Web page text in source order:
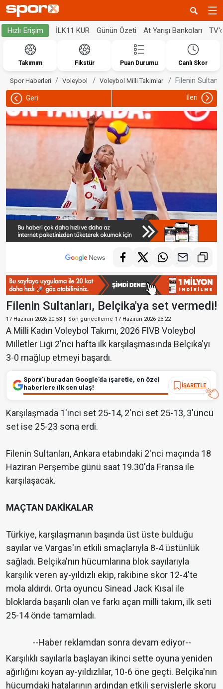
Hızlı Erişim İLK11 KUR Günün Özeti At Yarışı Bankoları
Takımım Fikstür Puan Durumu Canlı Skor
Spor Haberleri Voleybol Voleybol Milli Takımlar Filenin
Geri İleri
Filenin Sultanları, Belçika'ya set vermedi!
17 Haziran 2026 20:53 || Son güncelleme 17 Haziran 2026 23:22
A Milli Kadın Voleybol Takımı, 2026 FIVB Voleybol
Milletler Ligi 2'nci hafta ilk karşılaşmasında Belçika'yı
3-0 mağlup etmeyi başardı.
Sporx’i buradan Google’da işaretle, en özel
haberlere ilk sen ulaş!
İŞARETLE
Karşılaşmada 1'inci set 25-14, 2'nci set 25-13, 3'üncü
set ise 25-23 sona erdi.
Filenin Sultanları, Ankara etabındaki 2'nci maçında 18
Haziran Perşembe günü saat 19.30'da Fransa ile
karşılaşacak.
MAÇTAN DAKİKALAR
Türkiye, karşılaşmanın başında üst üste bulduğu
sayılar ve Vargas'ın etkili smaçlarıyla 8-4 üstünlük
sağladı. Belçika'nın hücumlarına blok sayılarıyla
karşılık veren ay-yıldızlı ekip, rakibine skor 12-4'te
mola aldırdı. Orta oyuncu Sinead Jack Kısal ile
bloklarda başarılı olan ve farkı açan milli takım, ilk seti
25-14 önde tamamladı.
--Haber reklamdan sonra devam ediyor--
Karşılıklı sayılarla başlayan ikinci sette oyuna yeniden
ağırlığını koyan ay-yıldızlılar, 10-6 öne geçti. Belçika'nın
hücumdaki hatalarının ardından etkili servislerle skoru